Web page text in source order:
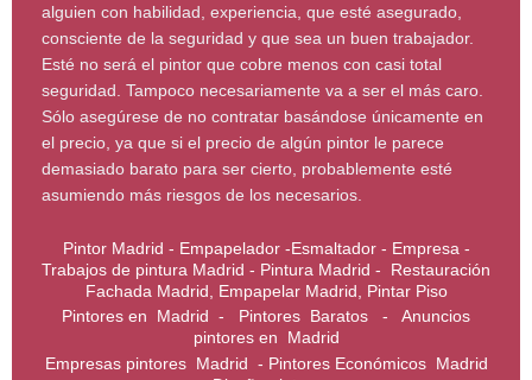
alguien con habilidad, experiencia, que esté asegurado,
consciente de la seguridad y que sea un buen trabajador.
Esté no será el pintor que cobre menos con casi total
seguridad. Tampoco necesariamente va a ser el más caro.
Sólo asegúrese de no contratar basándose únicamente en
el precio, ya que si el precio de algún pintor le parece
demasiado barato para ser cierto, probablemente esté
asumiendo más riesgos de los necesarios.
Pintor Madrid - Empapelador -Esmaltador - Empresa -
Trabajos de pintura Madrid - Pintura Madrid - Restauración
Fachada Madrid, Empapelar Madrid, Pintar Piso
Pintores en Madrid - Pintores Baratos - Anuncios
pintores en Madrid
Empresas pintores Madrid - Pintores Económicos Madrid